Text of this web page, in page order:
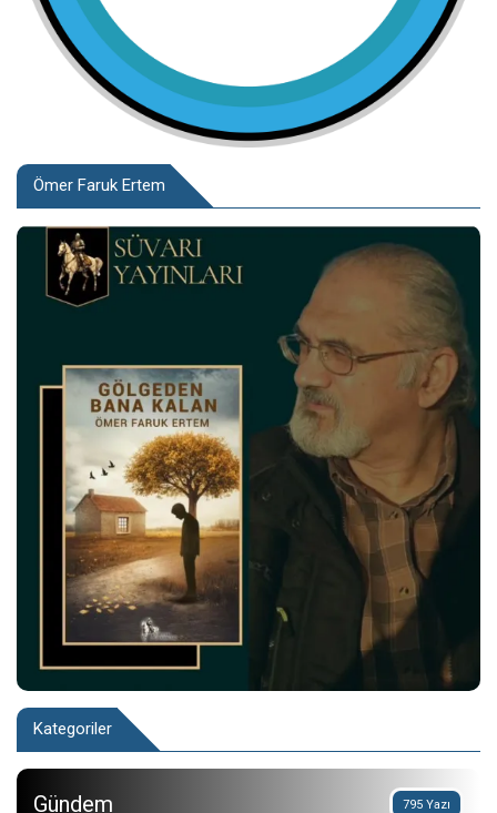
Ömer Faruk Ertem
Kategoriler
795 Yazı
Gündem